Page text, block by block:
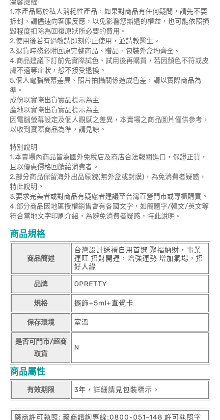
溫馨提醒
1.本產品屬於私人消耗性產品，如果對商品有任何疑問，請先不要
拆封，請儘速向客服反應，以免影響您辦退的權益，也可能依照損
毀程度扣除為回復原狀所必要的費用。
2.使用後若有過敏請即刻停止使用，並請教醫生。
3.退貨時務必附回原完整商品、贈品、包裝外盒均齊全。
4.商品建議下訂前先實際試色、試用後再購買，若因顏色不符或皮
膚不適等症狀，恕不接受退換。
5.個人電腦螢幕差異、照片拍攝關係造成色差，請以實際商品為
準。
成份以實際出貨實品標示為主
產地以實際出貨實品標示為主
因電腦螢幕設定及個人觀感之差異，本賣場之商品圖片僅供參考，
以收到實際商品為準，請見諒。
特別說明
1.本賣場內商品皆為國外免稅店及商店合法報關進口，保證正貨，
且以優惠價格回饋給消費者。
2.部分商品保留海外出品原貌(無外盒或封膜)，為免消費者疑惑，
特此說明。
3.要求完美者或對商品有疑慮者建議至台灣直營門市或專櫃購買。
4.部分商品因地區授權銷售會有各國文字，如簡體字/韓文/英文等
符合當地文字印刷介紹，為避免消費者疑惑，特此說明。
商品規格
商品簡述
台灣設計送禮自用首選 聚福納財，事業
運旺 招財開運，增強運勢 增加氣場，招
好人緣
品牌 OPRETTY
規格 擺飾+5ml+直覺卡
保存環境 室溫
是否可門市/超商
取貨
N
商品屬性
有效期限 3年，詳細請見包裝標示。
藥商許可執照: 藥商諮詢專線:0800-051-148 許可執照字